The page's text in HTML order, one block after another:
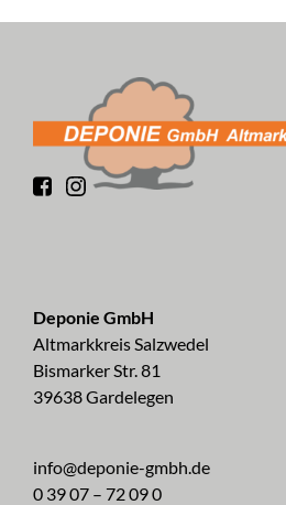
Deponie GmbH
Altmarkkreis Salzwedel
Bismarker Str. 81
39638 Gardelegen
info@deponie-gmbh.de
0 39 07 – 72 09 0